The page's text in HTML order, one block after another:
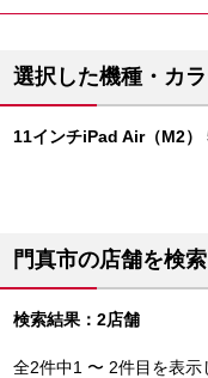
選択した機種・カ
11インチiPad Air（M2）
門真市の店舗を検
検索結果：2店舗
全2件中1 〜 2件目を表